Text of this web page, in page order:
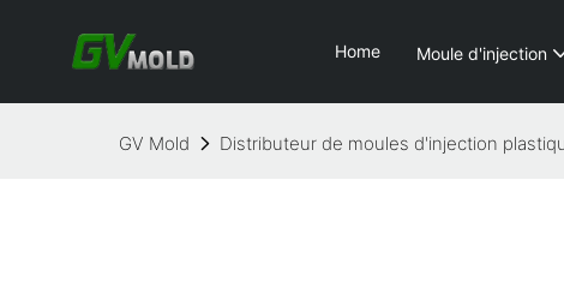
Home Moule d'injection
GV Mold Distributeur de moules d'injection